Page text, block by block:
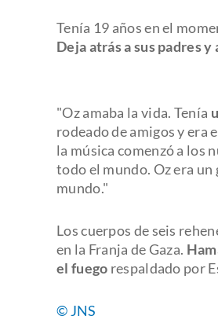
Tenía 19 años en el
Deja atrás a sus padres y
"Oz amaba la vida. Tenía
rodeado de amigos y era
la música comenzó a los
todo el mundo. Oz era
mundo."
Los cuerpos de seis
en la Franja de Gaza. H
el fuego respaldado por
© JNS